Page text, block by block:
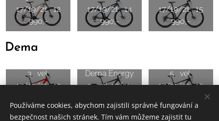
17/19/21 12
990,-
17/19/21 14
990,-
17/19/21 15
990,-
Dema
3 vel.
17/19/21 13
Dema Energy
3 vel. 17/21
5 vel.
17/21/23 15
Používáme cookies, abychom zajistili správné fungování a
bezpečnost našich stránek. Tím vám můžeme zajistit tu